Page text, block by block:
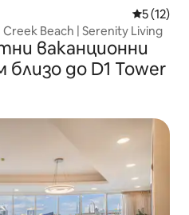
Средна
5 (12)
Beach | Serenity Living
ваканционни
до D1 Tower